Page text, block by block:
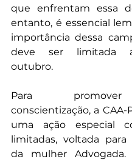
que enfrentam essa
entanto, é essencial
importância dessa
deve ser limitada
outubro.
Para
conscientização, a CAA-
uma ação especial
limitadas, voltada
da mulher